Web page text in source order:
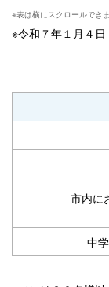
※令和７年１月４
市内に
中